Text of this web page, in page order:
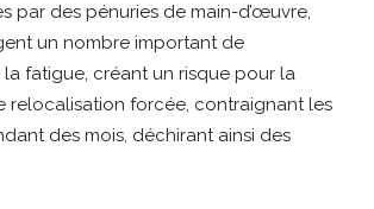
par des pénuries de main-d’œuvre,
un nombre important de
fatigue, créant un risque pour la
relocalisation forcée, contraignant les
des mois, déchirant ainsi des